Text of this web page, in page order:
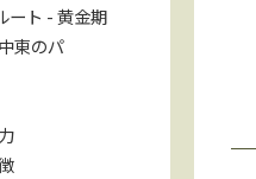
ート - 黄金期
東のパ